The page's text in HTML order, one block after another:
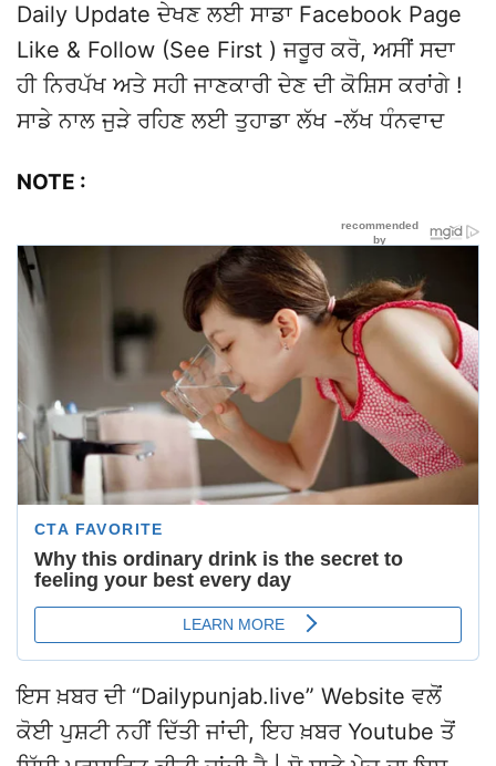
Daily Update ਦੇਖਣ ਲਈ ਸਾਡਾ Facebook Page
Like & Follow (See First ) ਜਰੂਰ ਕਰੋ, ਅਸੀਂ ਸਦਾ
ਹੀ ਨਿਰਪੱਖ ਅਤੇ ਸਹੀ ਜਾਣਕਾਰੀ ਦੇਣ ਦੀ ਕੋਸ਼ਿਸ ਕਰਾਂਗੇ !
ਸਾਡੇ ਨਾਲ ਜੁੜੇ ਰਹਿਣ ਲਈ ਤੁਹਾਡਾ ਲੱਖ -ਲੱਖ ਧੰਨਵਾਦ
NOTE :
ਇਸ ਖ਼ਬਰ ਦੀ “Dailypunjab.live” Website ਵਲੋਂ
ਕੋਈ ਪੁਸ਼ਟੀ ਨਹੀਂ ਦਿੱਤੀ ਜਾਂਦੀ, ਇਹ ਖ਼ਬਰ Youtube ਤੋਂ